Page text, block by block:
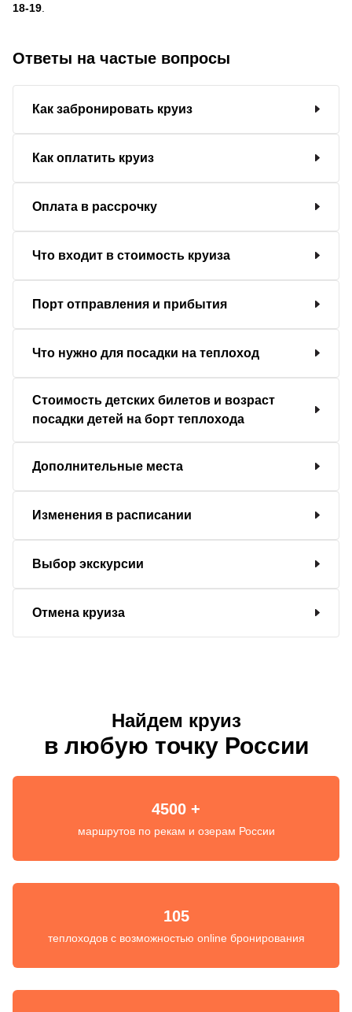
18-19
Ответы на частые вопросы
Как забронировать круиз
Как оплатить круиз
Оплата в рассрочку
Что входит в стоимость круиза
Порт отправления и прибытия
Что нужно для посадки на теплоход
Стоимость детских билетов и возраст
посадки детей на борт теплохода
Дополнительные места
Изменения в расписании
Выбор экскурсии
Отмена круиза
Найдем круиз
в любую точку России
4500 +
маршрутов по рекам и озерам России
105
теплоходов с возможностью online бронирования